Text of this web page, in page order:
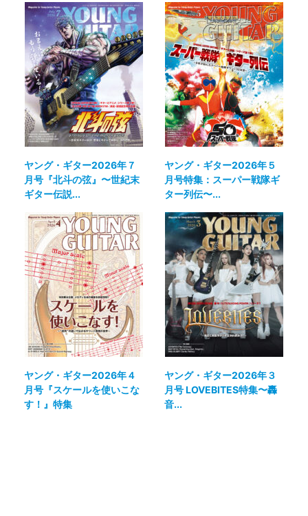
ヤング・ギター2026年７
月号『北斗の弦』〜世紀末
ギター伝説...
ヤング・ギター2026年５
月号特集：スーパー戦隊ギ
ター列伝〜...
ヤング・ギター2026年４
月号『スケールを使いこな
す！』特集
ヤング・ギター2026年３
月号 LOVEBITES特集〜轟
音...